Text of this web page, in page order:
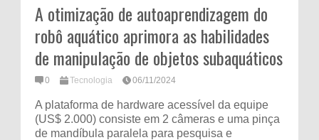
A otimização de autoaprendizagem do
robô aquático aprimora as habilidades
de manipulação de objetos subaquáticos
0 Tecnologia 06/11/2024
A plataforma de hardware acessível da equipe
(US$ 2.000) consiste em 2 câmeras e uma pinça
de mandíbula paralela para pesquisa e